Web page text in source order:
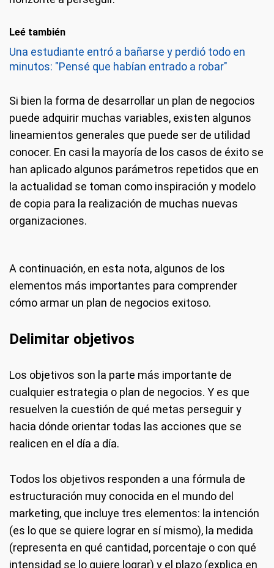
Leé también
Una estudiante entró a bañarse y perdió todo en
minutos: "Pensé que habían entrado a robar"
Si bien la forma de desarrollar un plan de negocios
puede adquirir muchas variables, existen algunos
lineamientos generales que puede ser de utilidad
conocer. En casi la mayoría de los casos de éxito se
han aplicado algunos parámetros repetidos que en
la actualidad se toman como inspiración y modelo
de copia para la realización de muchas nuevas
organizaciones.
A continuación, en esta nota, algunos de los
elementos más importantes para comprender
cómo armar un plan de negocios exitoso.
Delimitar objetivos
Los objetivos son la parte más importante de
cualquier estrategia o plan de negocios. Y es que
resuelven la cuestión de qué metas perseguir y
hacia dónde orientar todas las acciones que se
realicen en el día a día.
Todos los objetivos responden a una fórmula de
estructuración muy conocida en el mundo del
marketing, que incluye tres elementos: la intención
(es lo que se quiere lograr en sí mismo), la medida
(representa en qué cantidad, porcentaje o con qué
intensidad se lo quiere lograr) y el plazo (explica en